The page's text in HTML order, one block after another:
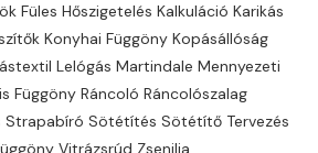
Füles Hőszigetelés Kalkuláció Karikás
Konyhai Függöny Kopásállóság
Lelógás Martindale Mennyezeti
Függöny Ráncoló Ráncolószalag
Strapabíró Sötétítés Sötétítő Tervezés